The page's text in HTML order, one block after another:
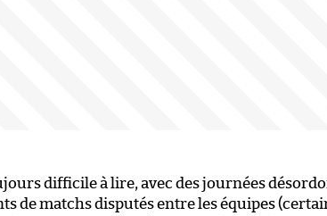
difficile à lire, avec des journées
de matchs disputés entre les équipes